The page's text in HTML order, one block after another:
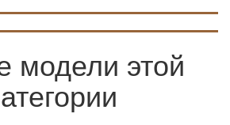
модели этой